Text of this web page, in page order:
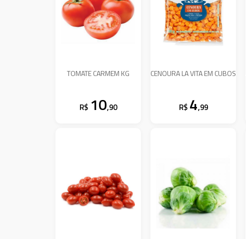
TOMATE CARMEM KG
R$ 10,90
CENOURA LA VITA EM CUBOS
R$ 4,99